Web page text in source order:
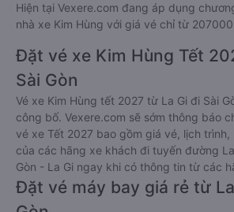
Hiện tại Vexere.com đang áp dụng
nhà xe Kim Hùng với giá vé chỉ từ
Đặt vé xe Kim Hùng Tết
Sài Gòn
Vé xe Kim Hùng tết 2027 từ La Gi đi Sài
công bố. Vexere.com sẽ sớm thông báo
vé xe Tết 2027 bao gồm giá vé, lịch
của các hãng xe khách đi tuyến đường
Gòn - La Gi ngay khi có thông tin từ các
Đặt vé máy bay giá rẻ từ